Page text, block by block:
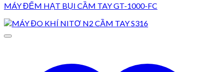
MÁY ĐẾM HẠT BỤI CẦM TAY GT-1000-FC